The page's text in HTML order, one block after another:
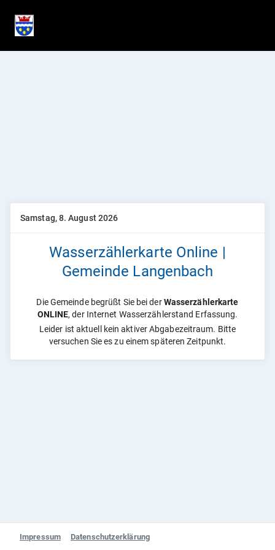
Samstag, 8. August 2026
Wasserzählerkarte Online |
Gemeinde Langenbach
Die Gemeinde begrüßt Sie bei derWasserzählerkarte
ONLINE, der Internet Wasserzählerstand Erfassung.
Leider ist aktuell kein aktiver Abgabezeitraum. Bitte
versuchen Sie es zu einem späteren Zeitpunkt.
Impressum Datenschutzerklärung